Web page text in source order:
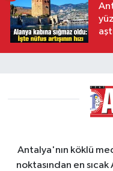
Antalya'nın köklü
noktasından en sıcak